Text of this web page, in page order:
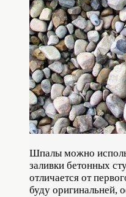
Шпалы можно
заливки бетонных
отличается от
буду оригинальней,